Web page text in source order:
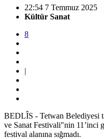
22:54 7 Temmuz 2025
Kültür Sanat
8
|
BEDLÎS - Tetwan Belediyesi
ve Sanat Festivali"nin 11’inci
festival alanına sığmadı.